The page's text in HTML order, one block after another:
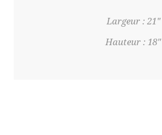
Largeur : 21"
Hauteur : 18"